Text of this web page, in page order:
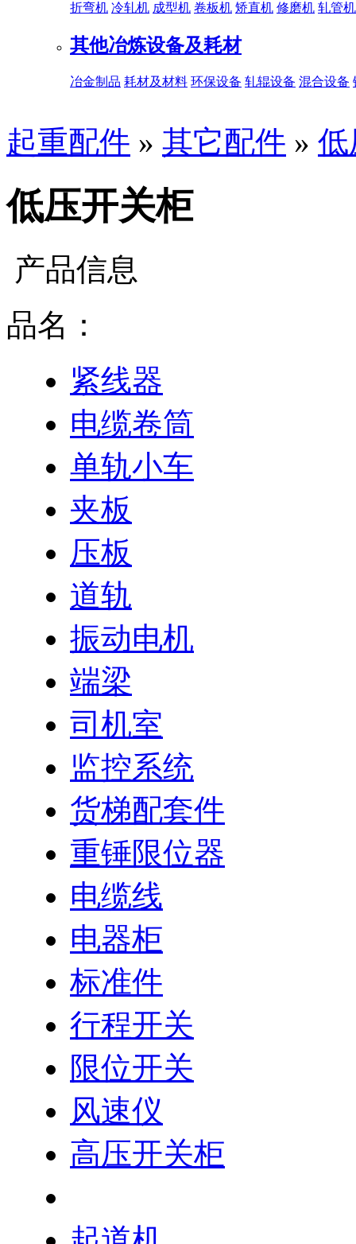
折弯机 冷轧机 成型机 卷板机 矫直机 修磨机 轧管机
其他冶炼设备及耗材
冶金制品 耗材及材料 环保设备 轧辊设备 混合设备
起重配件 » 其它配件 » 低
低压开关柜
产品信息
品名：
紧线器
电缆卷筒
单轨小车
夹板
压板
道轨
振动电机
端梁
司机室
监控系统
货梯配套件
重锤限位器
电缆线
电器柜
标准件
行程开关
限位开关
风速仪
高压开关柜